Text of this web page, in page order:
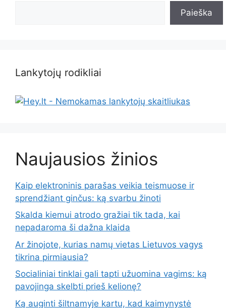
Paieška
Lankytojų rodikliai
Naujausios žinios
Kaip elektroninis parašas veikia teismuose ir
sprendžiant ginčus: ką svarbu žinoti
Skalda kiemui atrodo gražiai tik tada, kai
nepadaroma ši dažna klaida
Ar žinojote, kurias namų vietas Lietuvos vagys
tikrina pirmiausia?
Socialiniai tinklai gali tapti užuomina vagims: ką
pavojinga skelbti prieš kelionę?
Ką auginti šiltnamyje kartu, kad kaimynystė